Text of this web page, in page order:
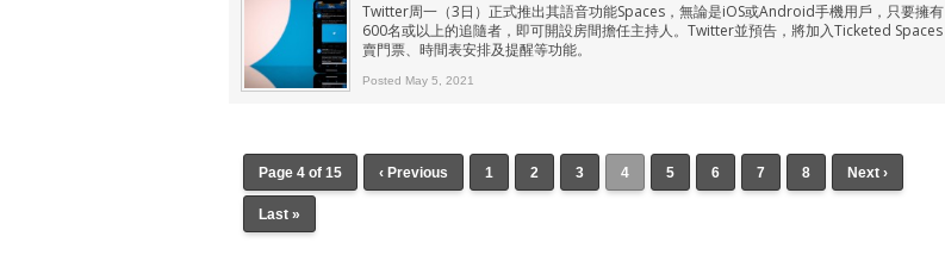
Twitter周一（3日）正式推出其語音功能Spaces，無論是iOS或Android手機用戶，只要擁有
600名或以上的追隨者，即可開設房間擔任主持人。Twitter並預告，將加入Ticketed Spaces
賣門票、時間表安排及提醒等功能。
Posted May 5, 2021
Page 4 of 15 ‹ Previous 1 2 3 4 5 6 7 8 Next ›
Last »